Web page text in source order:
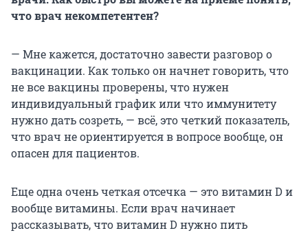
что врач некомпетентен?
— Мне кажется, достаточно завести разговор о
вакцинации. Как только он начнет говорить, что
не все вакцины проверены, что нужен
индивидуальный график или что иммунитету
нужно дать созреть, — всё, это четкий показатель,
что врач не ориентируется в вопросе вообще, он
опасен для пациентов.
Еще одна очень четкая отсечка — это витамин D и
вообще витамины. Если врач начинает
рассказывать, что витамин D нужно пить